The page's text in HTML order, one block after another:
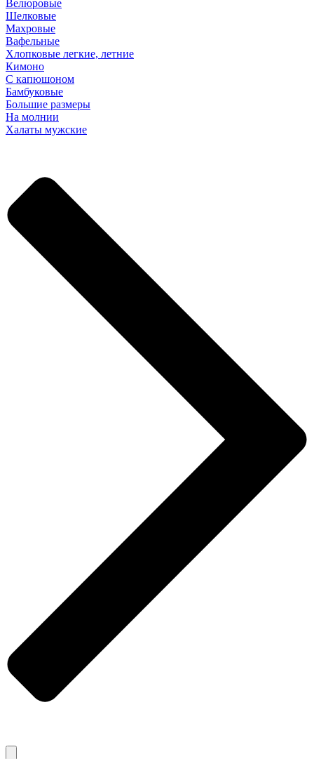
Велюровые
Шелковые
Махровые
Вафельные
Хлопковые легкие, летние
Кимоно
С капюшоном
Бамбуковые
Большие размеры
На молнии
Халаты мужские